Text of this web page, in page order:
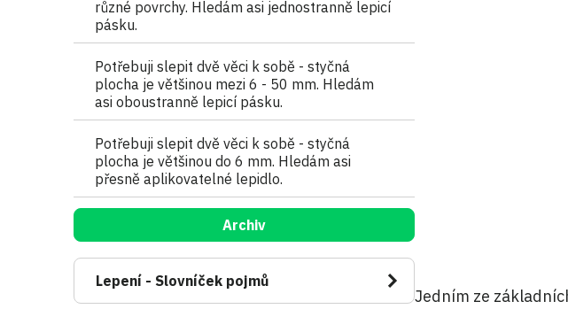
p
l
různé povrchy. Hledám asi jednostranně lepicí
pásku.
Potřebuji slepit dvě věci k sobě - styčná
plocha je většinou mezi 6 - 50 mm. Hledám
asi oboustranně lepicí pásku.
Potřebuji slepit dvě věci k sobě - styčná
plocha je většinou do 6 mm. Hledám asi
přesně aplikovatelné lepidlo.
Archiv
Lepení - Slovníček pojmů
Jedním ze